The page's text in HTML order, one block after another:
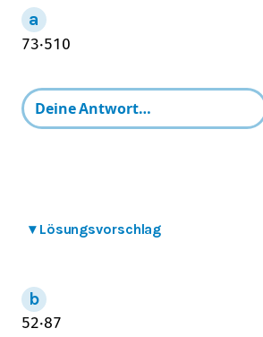
73⋅510
▾ Lösungsvorschlag
52⋅87